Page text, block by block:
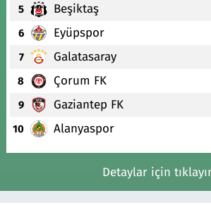
5 Beşiktaş
6 Eyüpspor
7 Galatasaray
8 Çorum FK
9 Gaziantep FK
10 Alanyaspor
Detaylar için